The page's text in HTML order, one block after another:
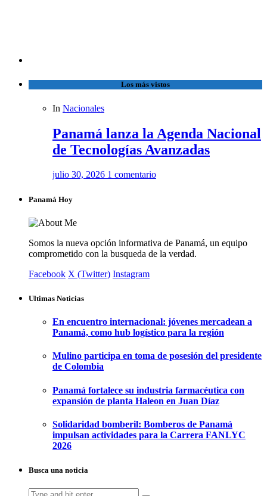
Los más vistos
In Nacionales
Panamá lanza la Agenda Nacional
de Tecnologías Avanzadas
julio 30, 2026 1 comentario
Panamá Hoy
Somos la nueva opción informativa de Panamá, un equipo
comprometido con la busqueda de la verdad.
Facebook X (Twitter) Instagram
Ultimas Noticias
En encuentro internacional: jóvenes mercadean a
Panamá, como hub logístico para la región
Mulino participa en toma de posesión del presidente
de Colombia
Panamá fortalece su industria farmacéutica con
expansión de planta Haleon en Juan Díaz
Solidaridad bomberil: Bomberos de Panamá
impulsan actividades para la Carrera FANLYC
2026
Busca una noticia
Search